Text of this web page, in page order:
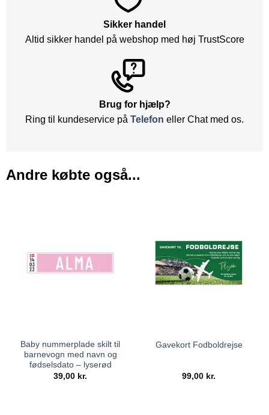
Sikker handel
Altid sikker handel på webshop med høj TrustScore
Brug for hjælp?
Ring til kundeservice på Telefon eller Chat med os.
Andre købte også...
Baby nummerplade skilt til
barnevogn med navn og
fødselsdato – lyserød
39,00 kr.
Gavekort Fodboldrejse
99,00 kr.